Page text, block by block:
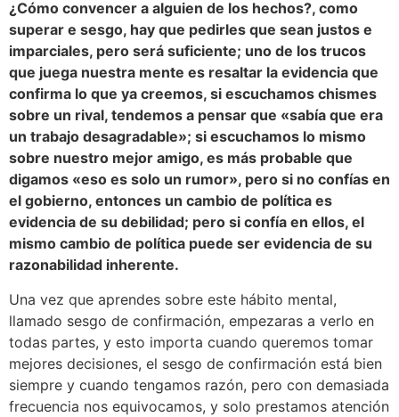
¿Cómo convencer a alguien de los hechos?, como
superar e sesgo, hay que pedirles que sean justos e
imparciales, pero será suficiente; uno de los trucos
que juega nuestra mente es resaltar la evidencia que
confirma lo que ya creemos, si escuchamos chismes
sobre un rival, tendemos a pensar que «sabía que era
un trabajo desagradable»; si escuchamos lo mismo
sobre nuestro mejor amigo, es más probable que
digamos «eso es solo un rumor», pero si no confías en
el gobierno, entonces un cambio de política es
evidencia de su debilidad; pero si confía en ellos, el
mismo cambio de política puede ser evidencia de su
razonabilidad inherente.
Una vez que aprendes sobre este hábito mental,
llamado sesgo de confirmación, empezaras a verlo en
todas partes, y esto importa cuando queremos tomar
mejores decisiones, el sesgo de confirmación está bien
siempre y cuando tengamos razón, pero con demasiada
frecuencia nos equivocamos, y solo prestamos atención